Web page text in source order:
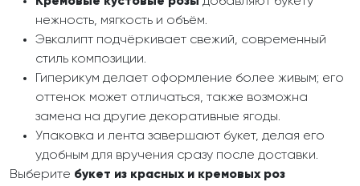
нежность, мягкость и объём.
Эвкалипт подчёркивает свежий, современный
стиль композиции.
Гиперикум делает оформление более живым; его
оттенок может отличаться, также возможна
замена на другие декоративные ягоды.
Упаковка и лента завершают букет, делая его
удобным для вручения сразу после доставки.
Выберите букет из красных и кремовых роз